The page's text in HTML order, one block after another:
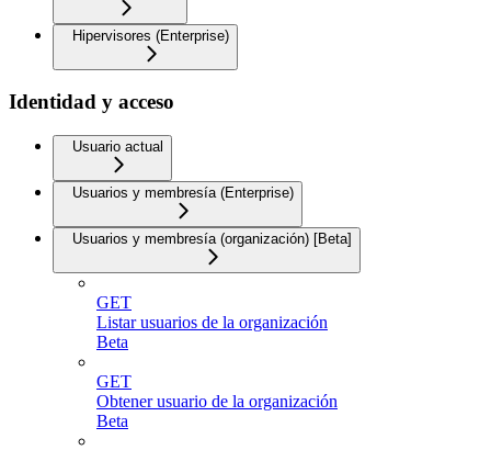
Hipervisores (Enterprise)
Identidad y acceso
Usuario actual
Usuarios y membresía (Enterprise)
Usuarios y membresía (organización) [Beta]
GET
Listar usuarios de la organización
Beta
GET
Obtener usuario de la organización
Beta